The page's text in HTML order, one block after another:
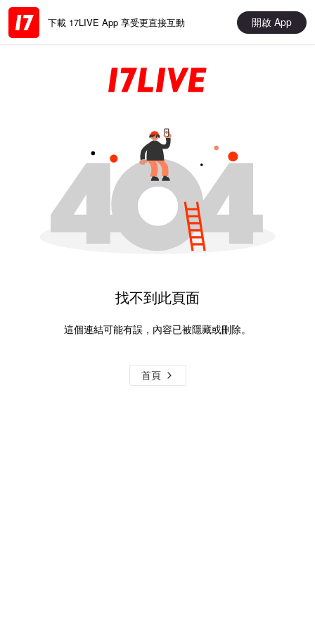
下載 17LIVE App 享受更直接互動 開啟 App
找不到此頁面
這個連結可能有誤，內容已被隱藏或刪除。
首頁